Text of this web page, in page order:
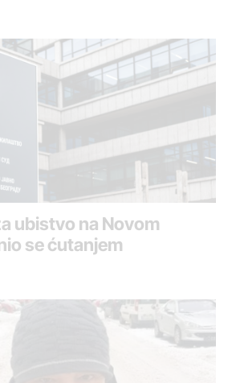
ubistvo na Novom
se ćutanjem